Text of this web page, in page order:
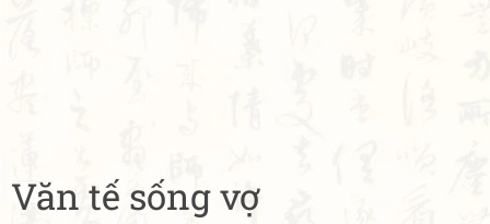
Văn tế sống vợ